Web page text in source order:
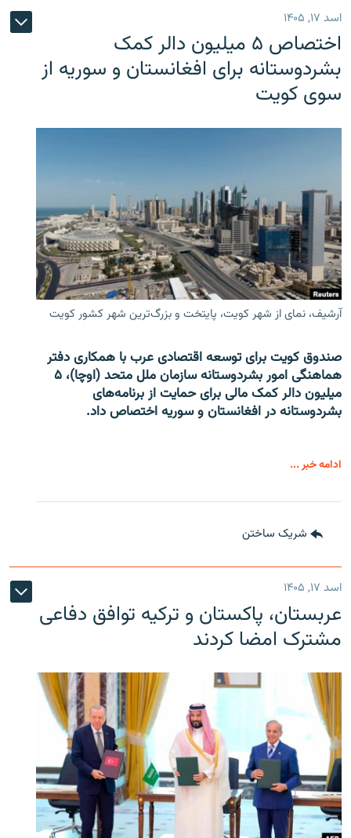
اسد ۱۷, ۱۴۰۵
اختصاص ۵ میلیون دالر کمک
بشردوستانه برای افغانستان و سوریه از
سوی کویت
آرشیف، نمای از شهر کویت، پایتخت و بزرگ‌ترین شهر کشور کویت
صندوق کویت برای توسعه اقتصادی عرب با همکاری دفتر
هماهنگی امور بشردوستانه سازمان ملل متحد (اوچا)، ۵
میلیون دالر کمک مالی برای حمایت از برنامه‌های
بشردوستانه در افغانستان و سوریه اختصاص داد.
ادامه خبر ...
شریک ساختن
اسد ۱۷, ۱۴۰۵
عربستان، پاکستان و ترکیه توافق دفاعی
مشترک امضا کردند